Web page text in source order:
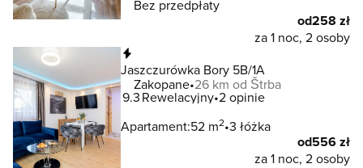
Bez przedpłaty
od258 zł
za 1 noc, 2 osoby
Jaszczurówka Bory 5B/1A
Zakopane 26 km od Štrba
9.3Rewelacyjny 2 opinie
Apartament:52 m2 3 łóżka
od556 zł
za 1 noc, 2 osoby